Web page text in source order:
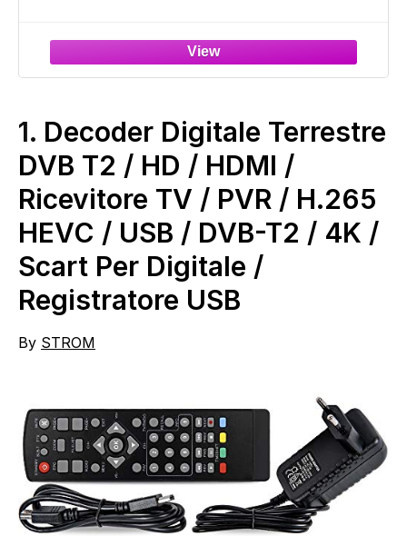
1. Decoder Digitale Terrestre
DVB T2 / HD / HDMI /
Ricevitore TV / PVR / H.265
HEVC / USB / DVB-T2 / 4K /
Scart Per Digitale /
Registratore USB
By STROM